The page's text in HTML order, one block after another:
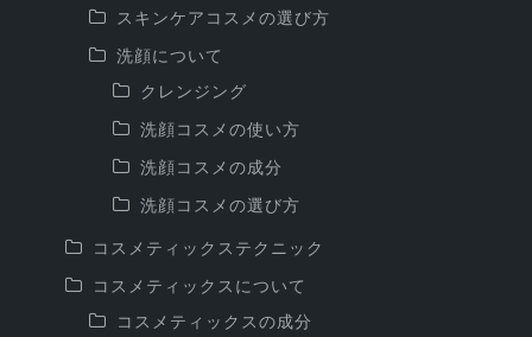
スキンケアコスメの選び方
洗顔について
クレンジング
洗顔コスメの使い方
洗顔コスメの成分
洗顔コスメの選び方
コスメティックステクニック
コスメティックスについて
コスメティックスの成分